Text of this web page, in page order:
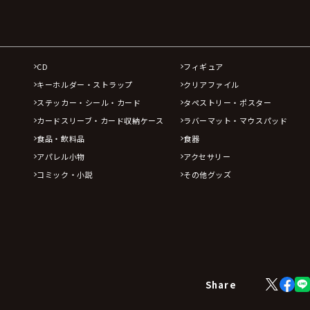
CD
フィギュア
キーホルダー・ストラップ
クリアファイル
ステッカー・シール・カード
タペストリー・ポスター
カードスリーブ・カード収納ケース
ラバーマット・マウスパッド
食品・飲料品
食器
アパレル小物
アクセサリー
コミック・小説
その他グッズ
Share
X
(Twitter)